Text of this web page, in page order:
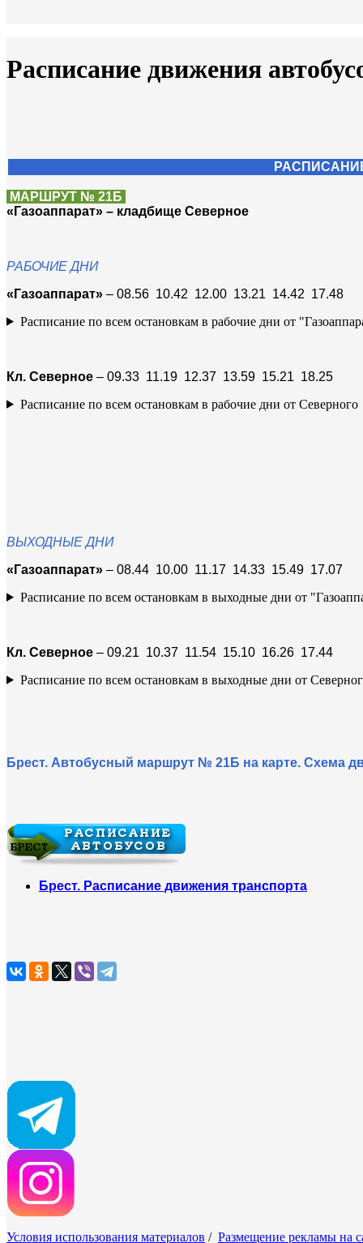
Расписание движения
МАРШРУТ № 21Б
«Газоаппарат» – кладбище Северное
РАБОЧИЕ ДНИ
«Газоаппарат» – 08.56 10.42 12.00 13.21 14.42 17.48
Расписание по всем остановкам в рабочие дни от
Кл. Северное – 09.33 11.19 12.37 13.59 15.21 18.25
Расписание по всем остановкам в рабочие дни от Северного
ВЫХОДНЫЕ ДНИ
«Газоаппарат» – 08.44 10.00 11.17 14.33 15.49 17.07
Расписание по всем остановкам в выходные дни от
Кл. Северное – 09.21 10.37 11.54 15.10 16.26 17.44
Расписание по всем остановкам в выходные дни от
Брест. Автобусный маршрут № 21Б на карте. Схема
Брест. Расписание движения транспорта
Условия использования материалов / Размещение рекламы на